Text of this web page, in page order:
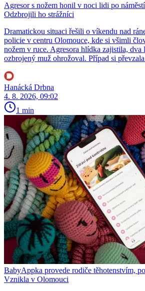
Agresor s nožem honil v noci lidi po
Odzbrojili ho strážníci
Dramatickou situaci řešili o víkendu nad
policie v centru Olomouce, kde si všimli
nožem v ruce. Agresora hlídka zajistila, dva
ozbrojený muž ohrožoval. Případ si
Hanácká Drbna
4. 8. 2026, 09:02
1 min
BabyAppka provede rodiče těhotenstvím,
Vznikla v Olomouci